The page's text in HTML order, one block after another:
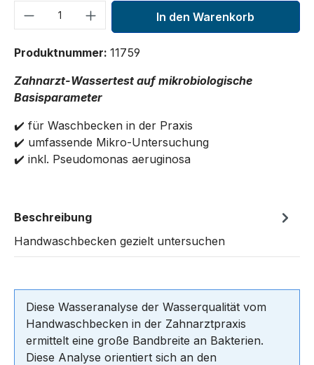
Produkt Anzahl: Gib denIn den Warenkorb
Produktnummer: 11759
Zahnarzt-Wassertest auf mikrobiologische
Basisparameter
✔️ für Waschbecken in der Praxis
✔️ umfassende Mikro-Untersuchung
✔️ inkl. Pseudomonas aeruginosa
Beschreibung
Handwaschbecken gezielt untersuchen
Diese Wasseranalyse der Wasserqualität vom
Handwaschbecken in der Zahnarztpraxis
ermittelt eine große Bandbreite an Bakterien.
Diese Analyse orientiert sich an den